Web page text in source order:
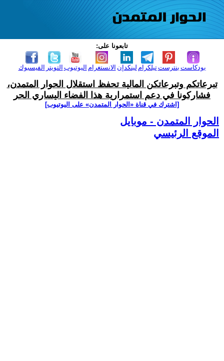
تابعونا على:
الفيسبوك التويتر اليوتيوب الانستغرام لينكدإن تيلكرامبنترست بودكاست
تبرعاتكم وتبرعاتكن المالية تحفظ استقلال الحوار المتمدن،
فشاركونا في دعم استمرارية هذا الفضاء اليساري الحر
[اشترك في قناة ‫«الحوار المتمدن» على اليوتيوب]
الحوار المتمدن - موبايل
الموقع الرئيسي